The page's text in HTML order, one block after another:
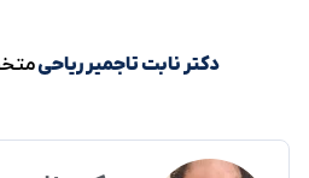
دکتر نابت تاجمیر ریاحی